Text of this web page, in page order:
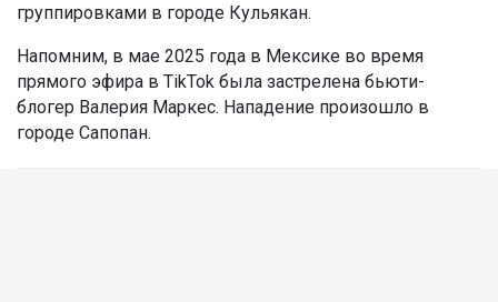
группировками в городе Кульякан.
Напомним, в мае 2025 года в Мексике во время
прямого эфира в TikTok была застрелена бьюти-
блогер Валерия Маркес. Нападение произошло в
городе Сапопан.